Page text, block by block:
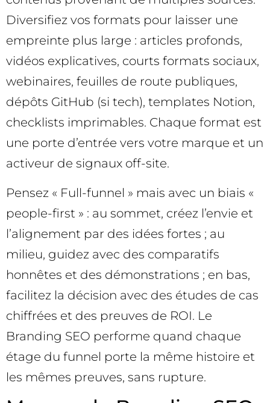
Diversifiez vos formats pour laisser une
empreinte plus large : articles profonds,
vidéos explicatives, courts formats sociaux,
webinaires, feuilles de route publiques,
dépôts GitHub (si tech), templates Notion,
checklists imprimables. Chaque format est
une porte d’entrée vers votre marque et un
activeur de signaux off-site.
Pensez « Full-funnel » mais avec un biais «
people-first » : au sommet, créez l’envie et
l’alignement par des idées fortes ; au
milieu, guidez avec des comparatifs
honnêtes et des démonstrations ; en bas,
facilitez la décision avec des études de cas
chiffrées et des preuves de ROI. Le
Branding SEO performe quand chaque
étage du funnel porte la même histoire et
les mêmes preuves, sans rupture.